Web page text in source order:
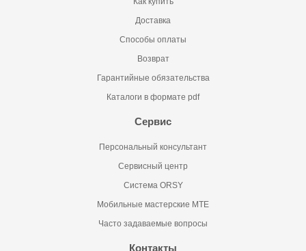
Доставка
Способы оплаты
Возврат
Гарантийные обязательства
Каталоги в формате pdf
Сервис
Персональный консультант
Сервисный центр
Система ORSY
Мобильные мастерские MTE
Часто задаваемые вопросы
Контакты